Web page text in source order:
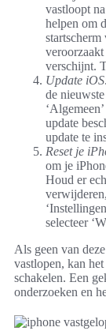
vastloopt
helpen om
veroorzaakt
verschijnt.
Update
de
update
update te
Reset je
om je
Houd er
selecteer
Als geen van
vastlopen, kan
schakelen. Een
onderzoeken en